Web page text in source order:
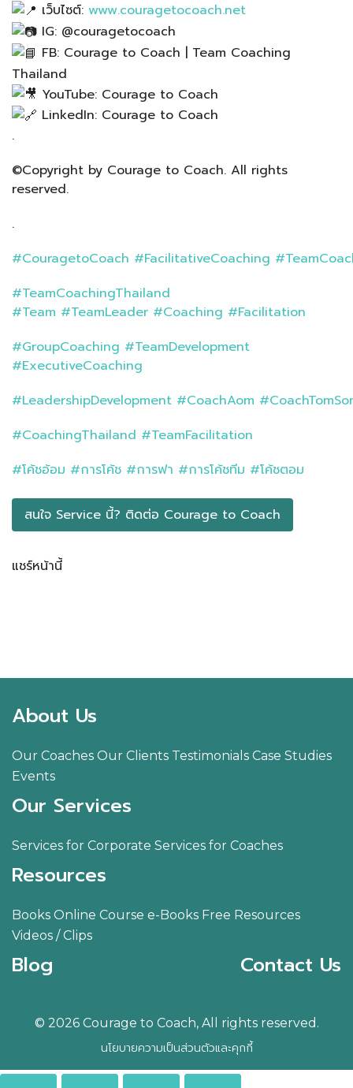
เว็บไซต์: www.couragetocoach.net
IG: @couragetocoach
FB: Courage to Coach | Team Coaching
Thailand
YouTube: Courage to Coach
LinkedIn: Courage to Coach
.
©Copyright by Courage to Coach. All rights
reserved.
.
#CouragetoCoach #FacilitativeCoaching
#TeamCoachingThailand
#Team #TeamLeader #Coaching #Facilitation
#GroupCoaching #TeamDevelopment
#ExecutiveCoaching
#LeadershipDevelopment #CoachAom
#CoachingThailand #TeamFacilitation
#โค้ชอ้อม #การโค้ช #การฟา #การโค้ชทีม #โค้ชตอม
สนใจ Service นี้? ติดต่อ​ Courage to Coach
แชร์หน้านี้
About Us
Our Coaches Our Clients Testimonials Case Studies
Events
Our Services
Services for Corporate Services for Coaches
Resources
Books Online Course e-Books Free Resources
Videos / Clips
Blog Contact Us
© 2026 Courage to Coach, All rights reserved.
นโยบายความเป็นส่วนตัวและคุกกี้